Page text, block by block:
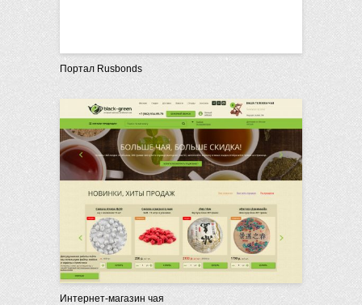
Портал Rusbonds
Интернет-магазин чая